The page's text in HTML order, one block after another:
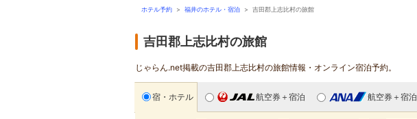
ホテル予約 > 福井のホテル・宿泊 > 吉田郡上志比村の旅館
吉田郡上志比村の旅館
じゃらん.net掲載の吉田郡上志比村の旅館情報・オンライン宿泊予約。
宿・ホテル 航空券＋宿泊 航空券＋宿泊